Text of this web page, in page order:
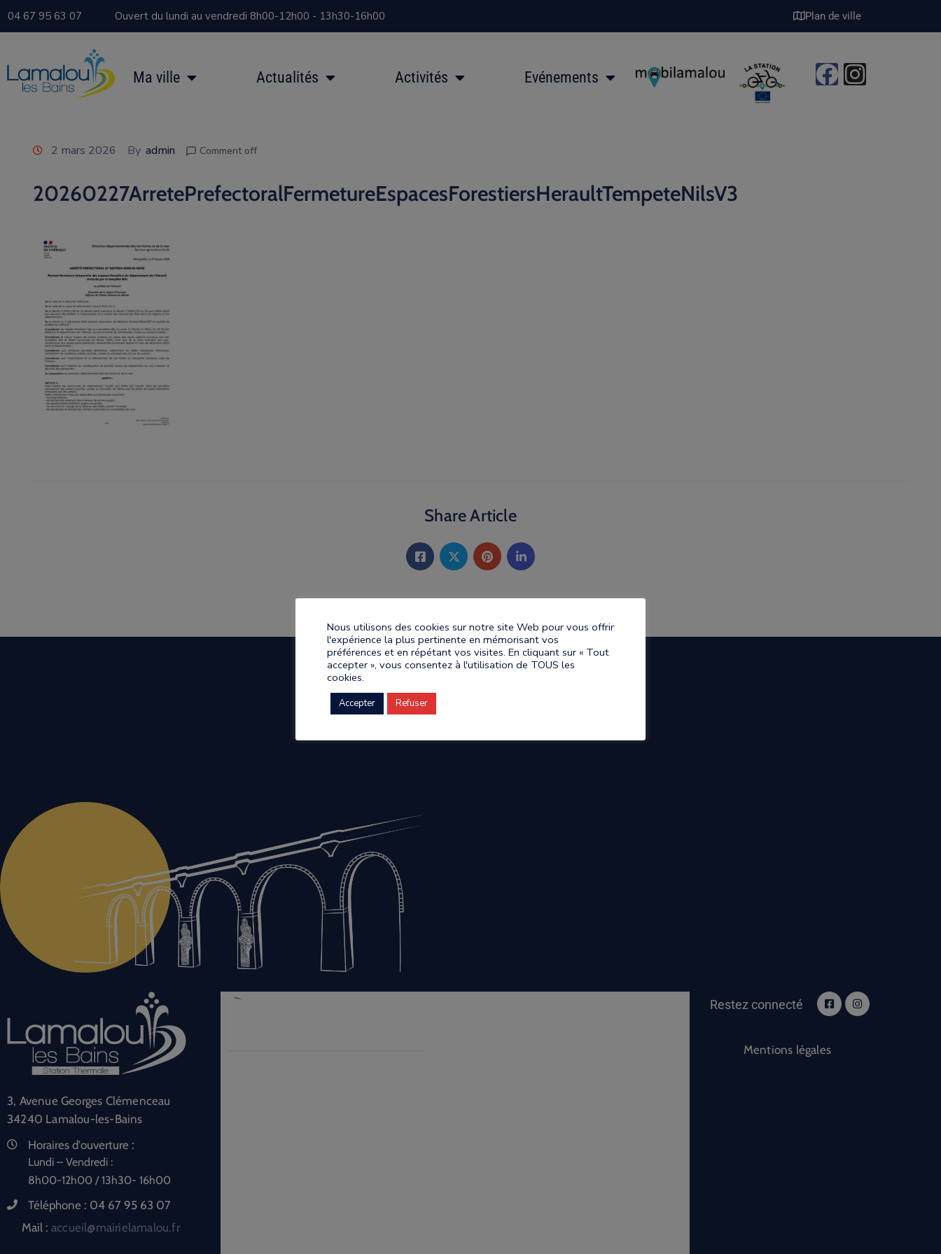
04 67 95 63 07 Ouvert du lundi au vendredi 8h00-12h00 - 13h30-16h00 Plan de ville
Ma ville Actualités Activités Evénements
2 mars 2026 By admin Comment off
20260227ArretePrefectoralFermetureEspacesForestiersHeraultTempeteNilsV3
Share Article
3, Avenue Georges Clémenceau
34240 Lamalou-les-Bains
Horaires d'ouverture :
Lundi – Vendredi :
8h00-12h00 / 13h30- 16h00
Téléphone : 04 67 95 63 07
Mail : accueil@mairielamalou.fr
Restez connecté
Mentions légales
Nous utilisons des cookies sur notre site Web pour vous offrir
l'expérience la plus pertinente en mémorisant vos
préférences et en répétant vos visites. En cliquant sur « Tout
accepter », vous consentez à l'utilisation de TOUS les
cookies.
Accepter Refuser